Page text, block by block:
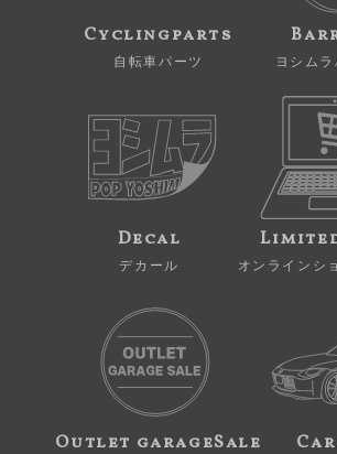
Cyclingparts
自転車パーツ ヨシム
Decal
デカール オンラインシ
Outlet garageSale